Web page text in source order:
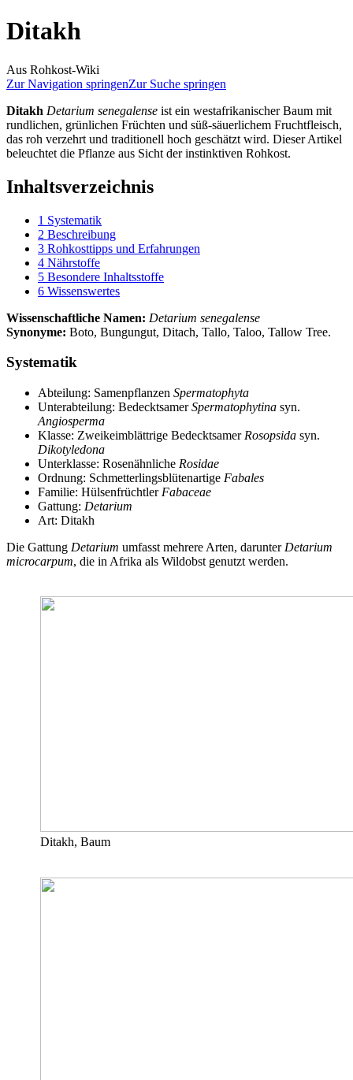
Ditakh
Aus Rohkost-Wiki
Zur Navigation springenZur Suche springen
Ditakh Detarium senegalense ist ein westafrikanischer Baum mit
rundlichen, grünlichen Früchten und süß-säuerlichem Fruchtfleisch,
das roh verzehrt und traditionell hoch geschätzt wird. Dieser Artikel
beleuchtet die Pflanze aus Sicht der instinktiven Rohkost.
Inhaltsverzeichnis
1 Systematik
2 Beschreibung
3 Rohkosttipps und Erfahrungen
4 Nährstoffe
5 Besondere Inhaltsstoffe
6 Wissenswertes
Wissenschaftliche Namen: Detarium senegalense
Synonyme: Boto, Bungungut, Ditach, Tallo, Taloo, Tallow Tree.
Systematik
Abteilung: Samenpflanzen Spermatophyta
Unterabteilung: BedecktsamerSpermatophytina syn.
Angiosperma
Klasse: Zweikeimblättrige Bedecktsamer Rosopsida syn.
Dikotyledona
Unterklasse: Rosenähnliche Rosidae
Ordnung: Schmetterlingsblütenartige Fabales
Familie: Hülsenfrüchtler Fabaceae
Gattung: Detarium
Art: Ditakh
Die Gattung Detarium umfasst mehrere Arten, darunter Detarium
microcarpum, die in Afrika als Wildobst genutzt werden.
Ditakh, Baum